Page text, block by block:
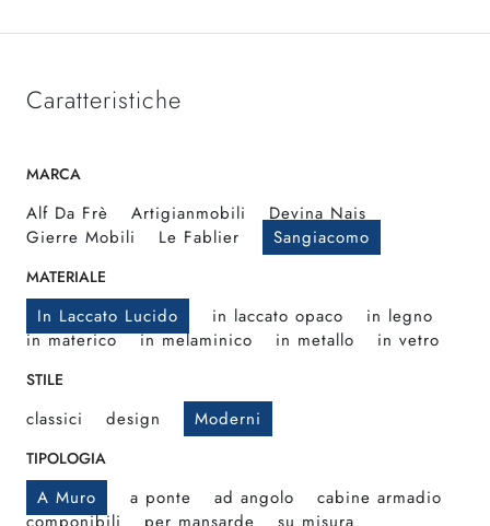
Caratteristiche
MARCA
Alf Da Frè Artigianmobili
Devina Nais
Gierre Mobili
Le Fablier Sangiacomo
MATERIALE
In Laccato Lucido in laccato opaco
in legno
in materico
in melaminico in metallo in vetro
STILE
classici design Moderni
TIPOLOGIA
A Muro a ponte ad angolo
cabine armadio